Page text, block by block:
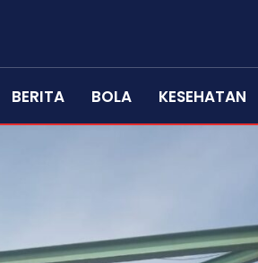
BERITA BOLA KESEHATAN